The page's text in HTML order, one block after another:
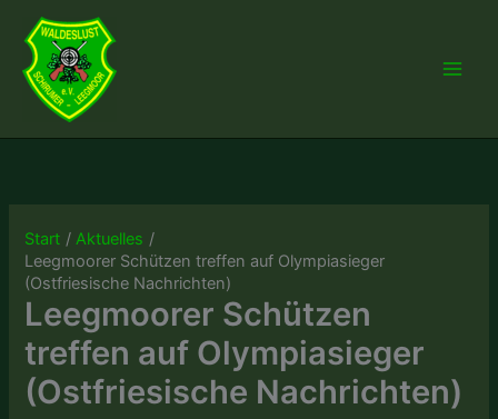
Inhalt
springen
Start
Aktuelles
Leegmoorer Schützen treffen auf Olympiasieger
(Ostfriesische Nachrichten)
Leegmoorer Schützen
treffen auf Olympiasieger
(Ostfriesische Nachrichten)